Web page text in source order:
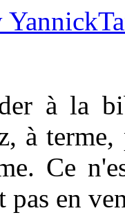
à la
à terme,
Ce
pas en